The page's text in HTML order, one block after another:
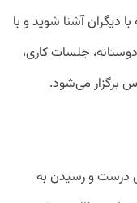
دیگران آشنا شوید و با
جلسات کاری،
برگزار می‌شود.
درست و رسیدن به